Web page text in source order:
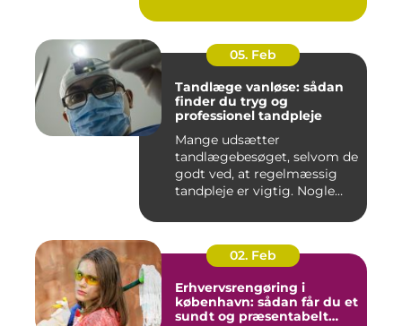
05. Feb
Tandlæge vanløse: sådan
finder du tryg og
professionel tandpleje
Mange udsætter
tandlægebesøget, selvom de
godt ved, at regelmæssig
tandpleje er vigtig. Nogle
02. Feb
Erhvervsrengøring i
københavn: sådan får du et
sundt og præsentabelt